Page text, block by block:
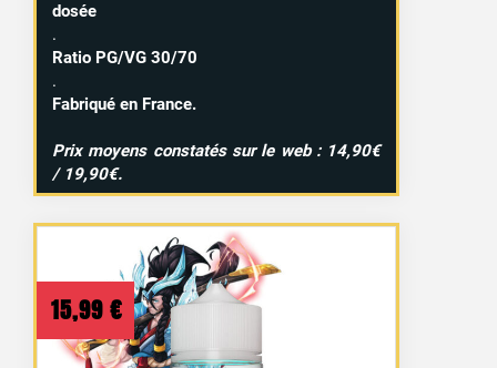
dosée
.
Ratio PG/VG 30/70
.
Fabriqué en France.
Prix moyens constatés sur le web : 14,90€
/ 19,90€.
15,99 €